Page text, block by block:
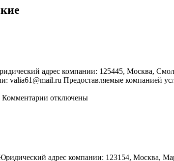
адрес компании: 125445, Москва,
valia61@mail.ru Предоставляемые компанией
Комментарии котключены
адрес компании: 123154, Москва,